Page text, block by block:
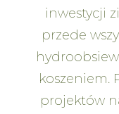
inwestycji
przede
koszeniem.
projektów